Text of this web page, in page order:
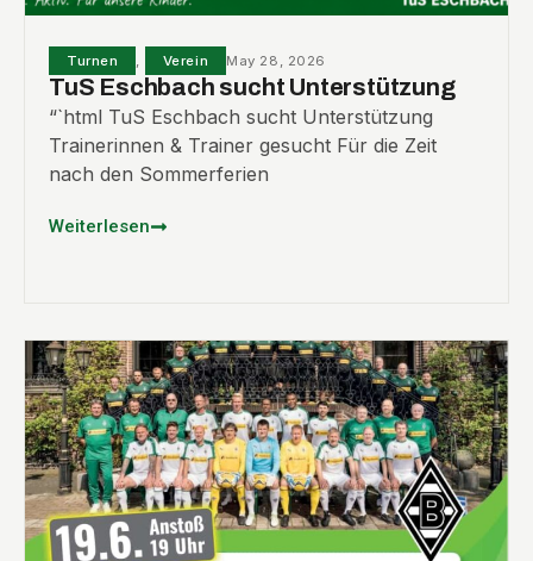
Turnen , Verein May 28, 2026
TuS Eschbach sucht Unterstützung
“`html TuS Eschbach sucht Unterstützung
Trainerinnen & Trainer gesucht Für die Zeit
nach den Sommerferien
Weiterlesen